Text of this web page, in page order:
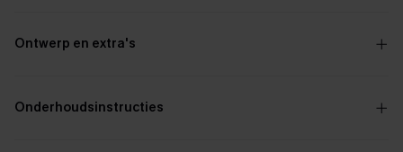
Ontwerp en extra's
Onderhoudsinstructies